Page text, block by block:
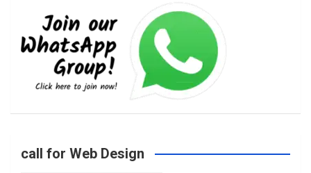
e
b
call for Web Design